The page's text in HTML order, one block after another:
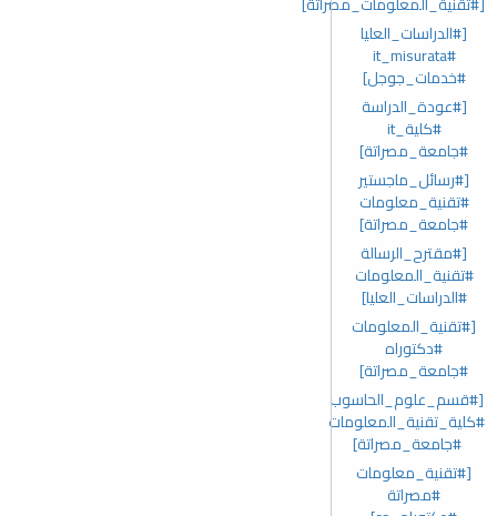
[#الدراسات_العليا
#it_misurata
#خدمات_جوجل]
[#عودة_الدراسة
#كلية_it
#جامعة_مصراتة]
[#رسائل_ماجستير
#تقنية_معلومات
#جامعة_مصراتة]
[#مقترح_الرسالة
#تقنية_المعلومات
#الدراسات_العليا]
[#تقنية_المعلومات
#دكتوراه
#جامعة_مصراتة]
[#قسم_علوم_الحاسوب
#كلية_تقنية_المعلومات
#جامعة_مصراتة]
[#تقنية_معلومات
#مصراتة